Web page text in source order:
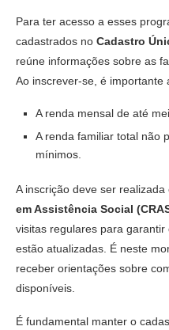
Para ter acesso a esses
cadastrados no Cadastro
reúne informações sobre as
Ao inscrever-se, é importante
A renda mensal de até
A renda familiar total não
mínimos.
A inscrição deve ser realizada
em Assistência Social
visitas regulares para
estão atualizadas. É neste
receber orientações sobre
disponíveis.
É fundamental manter o